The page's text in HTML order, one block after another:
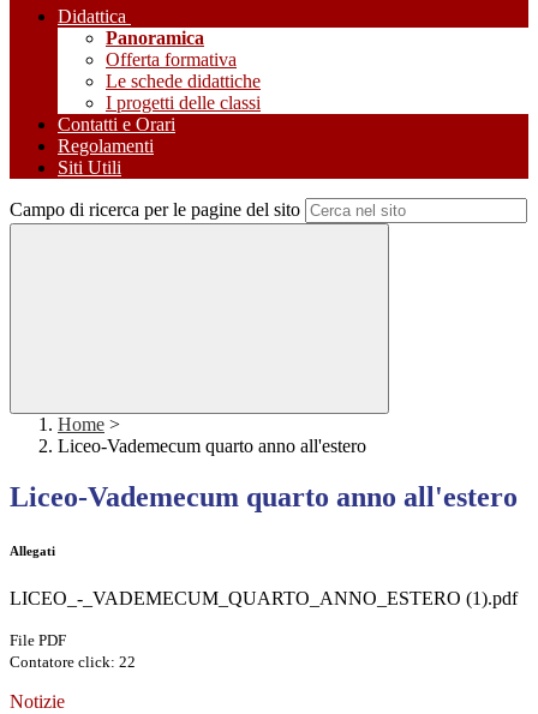
Didattica
Panoramica
Offerta formativa
Le schede didattiche
I progetti delle classi
Contatti e Orari
Regolamenti
Siti Utili
Campo di ricerca per le pagine del sito
Home >
Liceo-Vademecum quarto anno all'estero
Liceo-Vademecum quarto anno all'estero
Allegati
LICEO_-_VADEMECUM_QUARTO_ANNO_ESTERO (1).pdf
File PDF
Contatore click: 22
Notizie